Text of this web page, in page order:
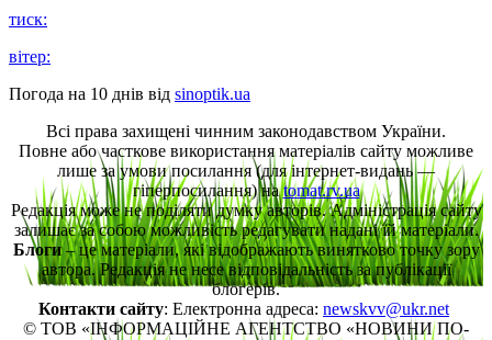
тиск:
вітер:
Погода на 10 днів від sinoptik.ua
Всі права захищені чинним законодавством України.
Повне або часткове використання матеріалів сайту можливе
лише за умови посилання (для інтернет-видань —
гіперпосилання) наtomat.rv.ua
Редакція може не поділяти думку авторів. Адміністрація сайту
залишає за собою можливість редагувати надані їй матеріали.
Блоги– це матеріали, які відображають винятково точку зору
автора. Редакція не несе відповідальність за публікації
блогерів.
Контакти сайту: Електронна адреса: newskvv@ukr.net
© ТОВ «ІНФОРМАЦІЙНЕ АГЕНТСТВО «НОВИНИ ПО-